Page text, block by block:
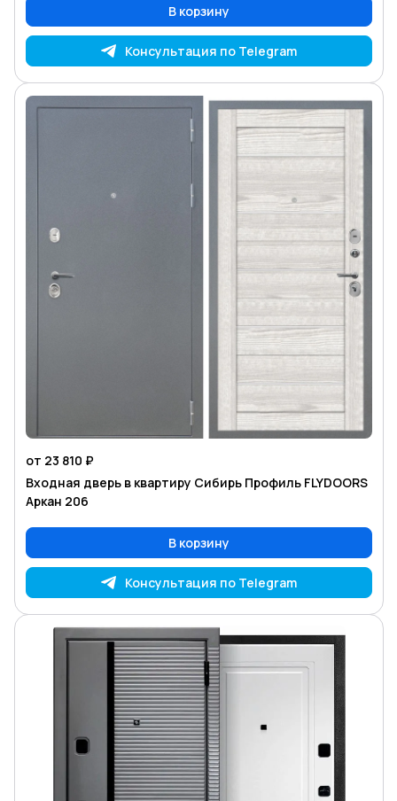
В корзину
Консультация по Telegram
от 23 810 ₽
Входная дверь в квартиру Сибирь Профиль FLYDOORS
Аркан 206
В корзину
Консультация по Telegram